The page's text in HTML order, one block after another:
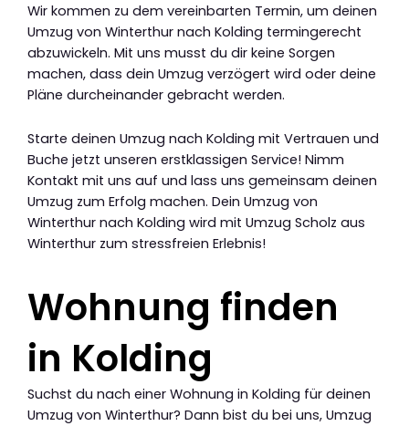
Wir kommen zu dem vereinbarten Termin, um deinen
Umzug von Winterthur nach Kolding termingerecht
abzuwickeln. Mit uns musst du dir keine Sorgen
machen, dass dein Umzug verzögert wird oder deine
Pläne durcheinander gebracht werden.
Starte deinen Umzug nach Kolding mit Vertrauen und
Buche jetzt unseren erstklassigen Service! Nimm
Kontakt mit uns auf und lass uns gemeinsam deinen
Umzug zum Erfolg machen. Dein Umzug von
Winterthur nach Kolding wird mit Umzug Scholz aus
Winterthur zum stressfreien Erlebnis!
Wohnung finden
in Kolding
Suchst du nach einer Wohnung in Kolding für deinen
Umzug von Winterthur? Dann bist du bei uns, Umzug